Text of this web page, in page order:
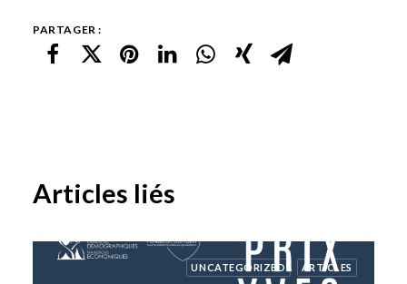
PARTAGER :
Articles liés
UNCATEGORIZED ARTICLES